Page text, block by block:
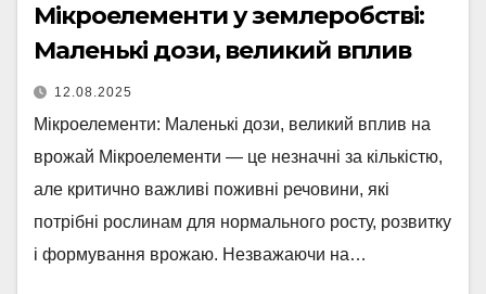
Мікроелементи у землеробстві:
Маленькі дози, великий вплив
12.08.2025
Мікроелементи: Маленькі дози, великий вплив на
врожай Мікроелементи — це незначні за кількістю,
але критично важливі поживні речовини, які
потрібні рослинам для нормального росту, розвитку
і формування врожаю. Незважаючи на…